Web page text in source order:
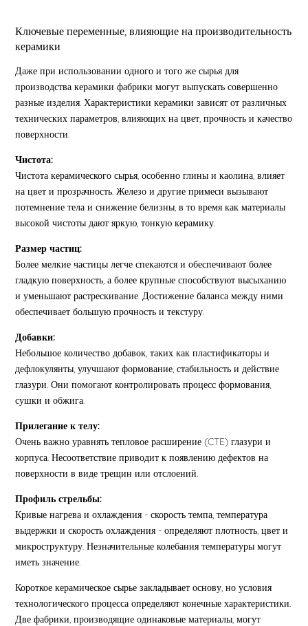
Ключевые переменные, влияющие на производительность
керамики
Даже при использовании одного и того же сырья для
производства керамики фабрики могут выпускать совершенно
разные изделия. Характеристики керамики зависят от различных
технических параметров, влияющих на цвет, прочность и качество
поверхности.
Чистота:
Чистота керамического сырья, особенно глины и каолина, влияет
на цвет и прозрачность. Железо и другие примеси вызывают
потемнение тела и снижение белизны, в то время как материалы
высокой чистоты дают яркую, тонкую керамику.
Размер частиц:
Более мелкие частицы легче спекаются и обеспечивают более
гладкую поверхность, а более крупные способствуют высыханию
и уменьшают растрескивание. Достижение баланса между ними
обеспечивает большую прочность и текстуру.
Добавки:
Небольшое количество добавок, таких как пластификаторы и
дефлокулянты, улучшают формование, стабильность и действие
глазури. Они помогают контролировать процесс формования,
сушки и обжига.
Прилегание к телу:
Очень важно уравнять тепловое расширение (CTE) глазури и
корпуса. Несоответствие приводит к появлению дефектов на
поверхности в виде трещин или отслоений.
Профиль стрельбы:
Кривые нагрева и охлаждения - скорость темпа, температура
выдержки и скорость охлаждения - определяют плотность, цвет и
микроструктуру. Незначительные колебания температуры могут
иметь значение.
Короткое керамическое сырье закладывает основу, но условия
технологического процесса определяют конечные характеристики.
Две фабрики, производящие одинаковые материалы, могут